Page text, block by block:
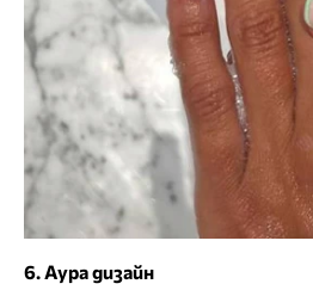
6. Аура дизайн